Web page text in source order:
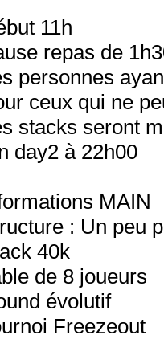
11h
repas de
personnes
ceux qui ne
stacks seront
day2 à 22h00
MAIN
: Un peu
40k
de 8 joueurs
évolutif
Freezeout